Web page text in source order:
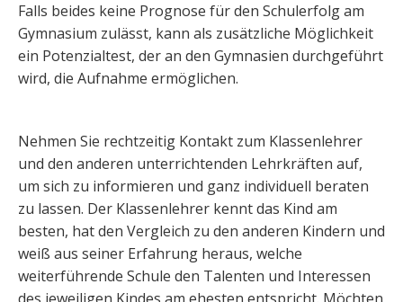
Falls beides keine Prognose für den Schulerfolg am
Gymnasium zulässt, kann als zusätzliche Möglichkeit
ein Potenzialtest, der an den Gymnasien durchgeführt
wird, die Aufnahme ermöglichen.
Nehmen Sie rechtzeitig Kontakt zum Klassenlehrer
und den anderen unterrichtenden Lehrkräften auf,
um sich zu informieren und ganz individuell beraten
zu lassen. Der Klassenlehrer kennt das Kind am
besten, hat den Vergleich zu den anderen Kindern und
weiß aus seiner Erfahrung heraus, welche
weiterführende Schule den Talenten und Interessen